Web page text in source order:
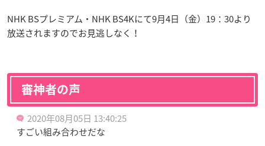
NHK BSプレミアム・NHK BS4Kにて9月4日（金）19：30より
放送されますのでお見逃しなく！
審神者の声
2020年08月05日 13:40:25
すごい組み合わせだな